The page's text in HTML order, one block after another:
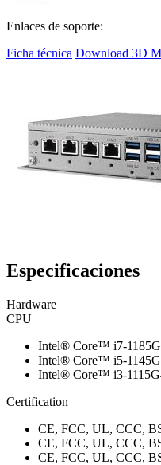
Enlaces de soporte:
Ficha técnica Download 3D
Especificaciones
Hardware
CPU
Intel® Core™ i7-
Intel® Core™ i5-
Intel® Core™ i3-
Certification
CE, FCC, UL, CCC,
CE, FCC, UL, CCC,
CE, FCC, UL, CCC,